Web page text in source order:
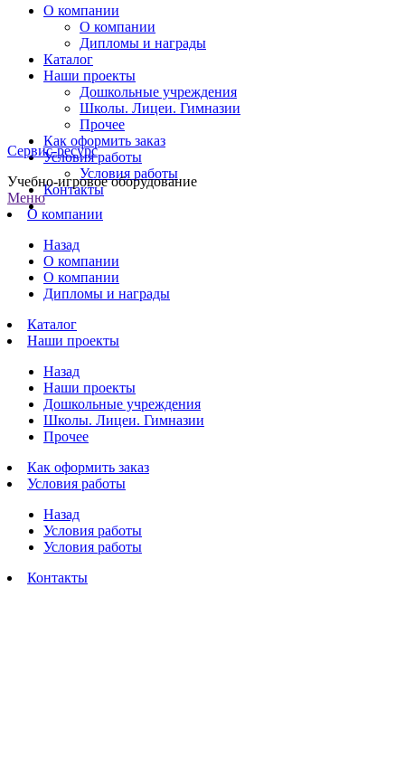
О компании
О компании
Дипломы и награды
Каталог
Наши проекты
Дошкольные учреждения
Школы. Лицеи. Гимназии
Прочее
Как оформить заказ
Условия работы
Условия работы
Контакты
Сервис-ресурс
Учебно-игровое оборудование
Меню
О компании
Назад
О компании
О компании
Дипломы и награды
Каталог
Наши проекты
Назад
Наши проекты
Дошкольные учреждения
Школы. Лицеи. Гимназии
Прочее
Как оформить заказ
Условия работы
Назад
Условия работы
Условия работы
Контакты